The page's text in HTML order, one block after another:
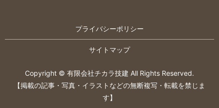
プライバシーポリシー
サイトマップ
Copyright © 有限会社チカラ技建 All Rights Reserved.
【掲載の記事・写真・イラストなどの無断複写・転載を禁じま
す】